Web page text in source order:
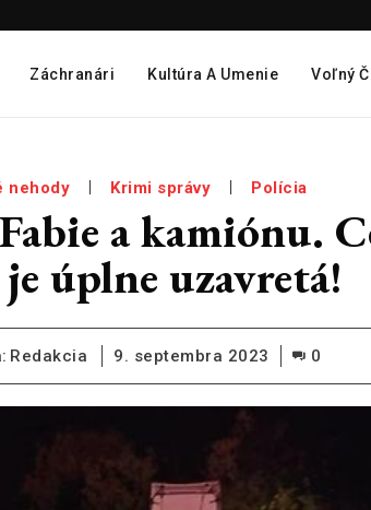
Záchranári Kultúra A Umenie Voľný
nehody Krimi správy Polícia
a kamiónu.
je úplne uzavretá!
Redakcia 9. septembra 2023 0